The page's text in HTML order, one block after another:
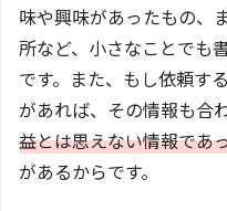
味や興味があったもの、
所など、小さなことでも
です。また、もし依頼す
があれば、その情報も合
益とは思えない情報であ
があるからです。